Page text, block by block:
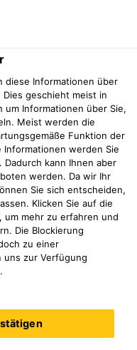
Downloads
the listing. Please
page.
diese Informationen über
geschieht meist in
um Informationen über Sie,
Meist werden die
Funktion der
werden Sie
kann Ihnen aber
werden. Da wir Ihr
Sie sich entscheiden,
Klicken Sie auf die
mehr zu erfahren und
Die Blockierung
zu einer
uns zur Verfügung